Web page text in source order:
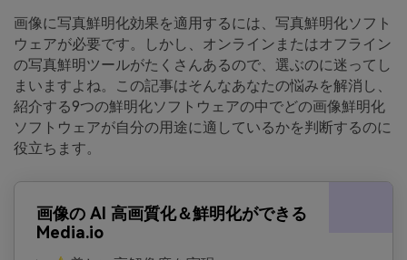
画像に写真鮮明化効果を適用するには、写真鮮明化ソフト
ウェアが必要です。しかし、オンラインまたはオフライン
の写真鮮明ツールがたくさんあるので、選ぶのに迷ってし
まいますよね。この記事はそんなあなたの悩みを解消し、
紹介する9つの鮮明化ソフトウェアの中でどの画像鮮明化
ソフトウェアが自分の用途に適しているかを判断するのに
役立ちます。
画像の AI 高画質化＆鮮明化ができる
Media.io